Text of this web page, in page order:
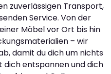
zuverlässigen Transport,
Service. Von der
Möbel vor Ort bis hin
– wir
damit du dich um nichts
dich entspannen und dich